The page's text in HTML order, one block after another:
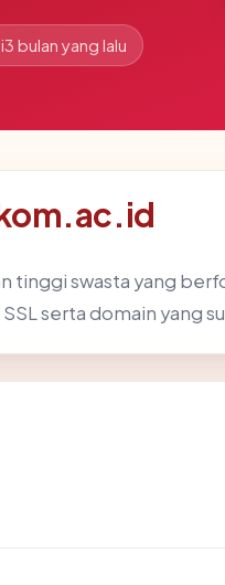
3 bulan yang lalu
tinggi swasta yang
serta domain yang